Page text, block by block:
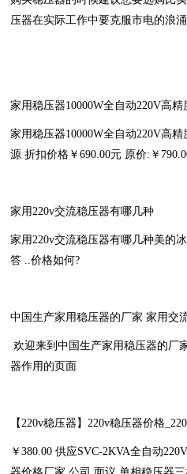
压器在实际工作中要克服市电的浪
家用稳压器10000W全自动220V高精
家用稳压器10000W全自动220V高
源 折扣价格￥690.00元 原价:￥
家用220v交流稳压器有哪几种
家用220v交流稳压器有哪几种美的
答 ..价格如何?
中国生产家用稳压器的厂家 家用交
欢迎来到中国生产家用稳压器的厂
器作用的页面
【220v稳压器】220v稳压器价格
￥380.00 供应SVC-2KVA全自动